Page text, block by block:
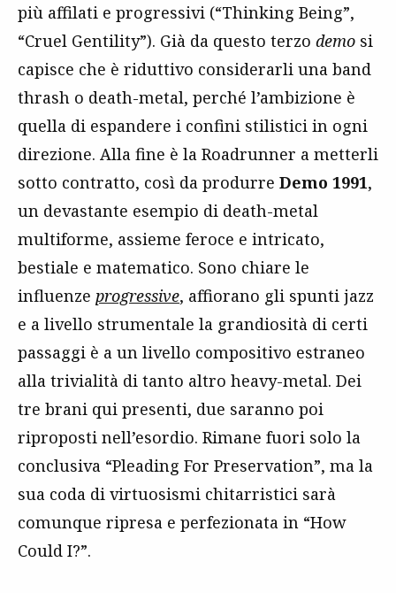
più affilati e progressivi (“Thinking Being”,
“Cruel Gentility”). Già da questo terzo demo si
capisce che è riduttivo considerarli una band
thrash o death-metal, perché l’ambizione è
quella di espandere i confini stilistici in ogni
direzione. Alla fine è la Roadrunner a metterli
sotto contratto, così da produrre Demo 1991,
un devastante esempio di death-metal
multiforme, assieme feroce e intricato,
bestiale e matematico. Sono chiare le
influenze progressive, affiorano gli spunti jazz
e a livello strumentale la grandiosità di certi
passaggi è a un livello compositivo estraneo
alla trivialità di tanto altro heavy-metal. Dei
tre brani qui presenti, due saranno poi
riproposti nell’esordio. Rimane fuori solo la
conclusiva “Pleading For Preservation”, ma la
sua coda di virtuosismi chitarristici sarà
comunque ripresa e perfezionata in “How
Could I?”.